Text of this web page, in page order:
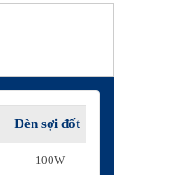
Đèn sợi đốt
100W